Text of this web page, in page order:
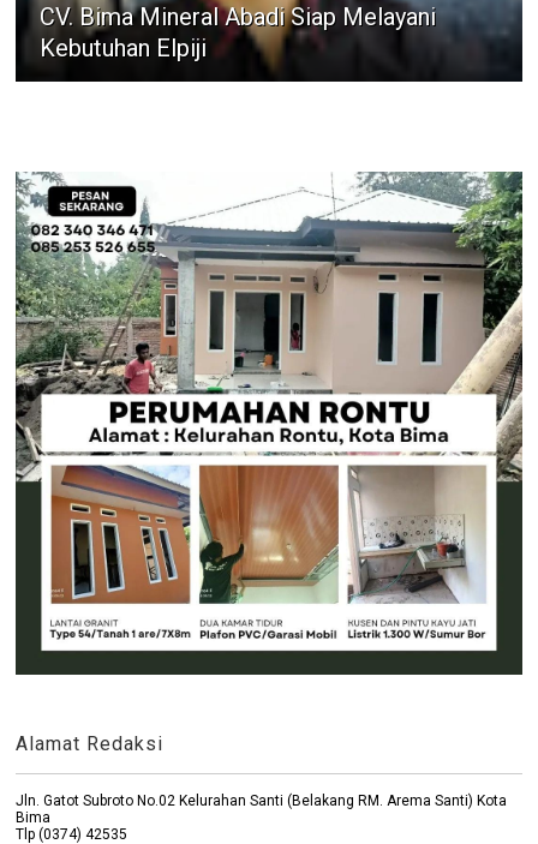
CV. Bima Mineral Abadi Siap Melayani
Kebutuhan Elpiji
Alamat Redaksi
Jln. Gatot Subroto No.02 Kelurahan Santi (Belakang RM. Arema Santi) Kota
Bima
Tlp (0374) 42535